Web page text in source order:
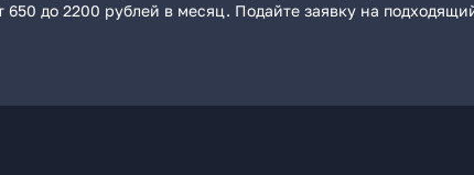
до 2200 рублей в месяц. Подайте заявку на